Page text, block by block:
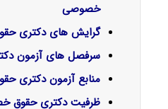
خصوصی
گرایش های دکتری
سرفصل‌ های آزمون
منابع آزمون دکتری
ظرفیت دکتری حقوق